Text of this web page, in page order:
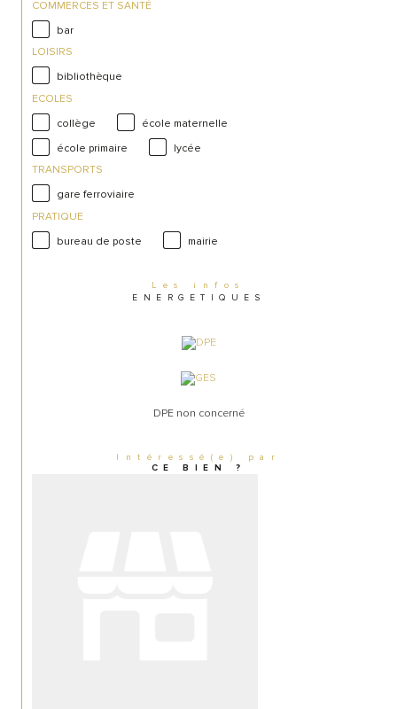
COMMERCES ET SANTÉ
bar
LOISIRS
bibliothèque
ECOLES
collège
école maternelle
école primaire
lycée
TRANSPORTS
gare ferroviaire
PRATIQUE
bureau de poste
mairie
Les infos
ENERGETIQUES
DPE non concerné
Intéressé(e) par
CE BIEN ?